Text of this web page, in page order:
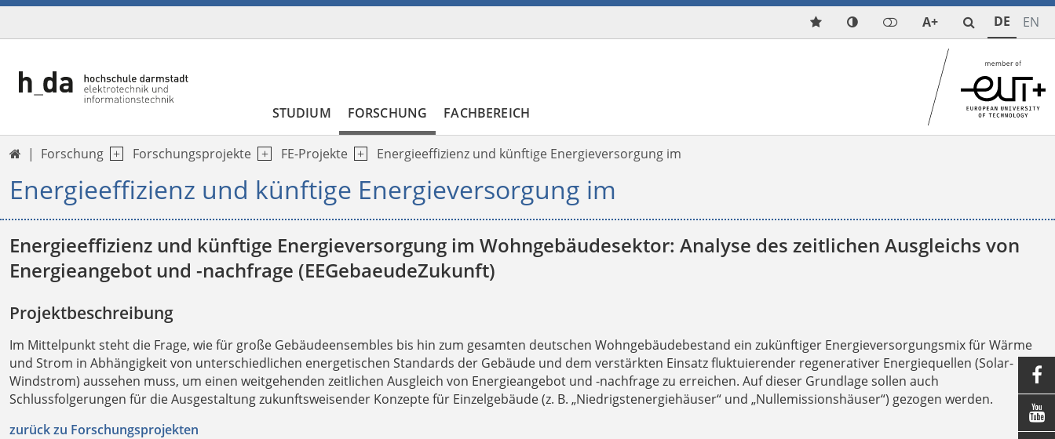
A+ DE EN
STUDIUM FORSCHUNG FACHBEREICH
 Forschung Forschungsprojekte FE-Projekte Energieeffizienz und künftige Energieversorgung im
Energieeffizienz und künftige Energieversorgung im
Energieeffizienz und künftige Energieversorgung im Wohngebäudesektor: Analyse des zeitlichen Ausgleichs von
Energieangebot und -nachfrage (EEGebaeudeZukunft)
Projektbeschreibung
Im Mittelpunkt steht die Frage, wie für große Gebäudeensembles bis hin zum gesamten deutschen Wohngebäudebestand ein zukünftiger Energieversorgungsmix für Wärme
und Strom in Abhängigkeit von unterschiedlichen energetischen Standards der Gebäude und dem verstärkten Einsatz fluktuierender regenerativer Energiequellen (Solar- und
Windstrom) aussehen muss, um einen weitgehenden zeitlichen Ausgleich von Energieangebot und -nachfrage zu erreichen. Auf dieser Grundlage sollen auch
Schlussfolgerungen für die Ausgestaltung zukunftsweisender Konzepte für Einzelgebäude (z. B. „Niedrigstenergiehäuser“ und „Nullemissionshäuser“) gezogen werden.
zurück zu Forschungsprojekten

